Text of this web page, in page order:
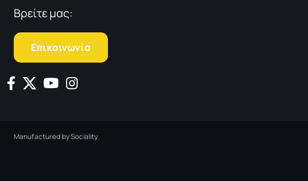
Βρείτε μας:
Επικοινωνία
Manufactured bySociality